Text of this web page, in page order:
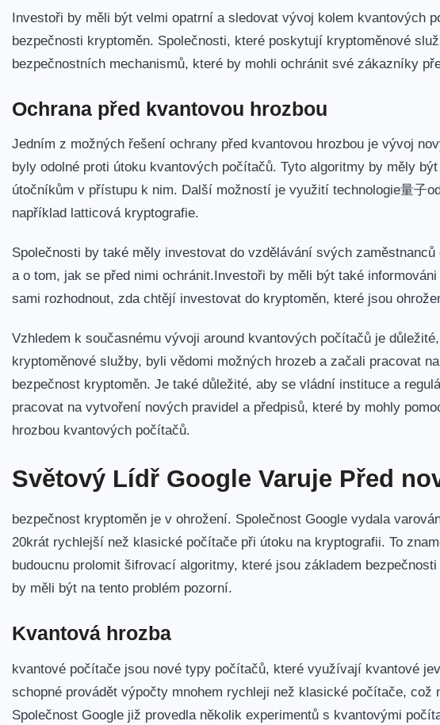
Investoři by měli být velmi opatrní a sledovat vývoj kolem kvantových
bezpečnosti kryptoměn. Společnosti, které poskytují kryptoměnové
bezpečnostních mechanismů, které⁣ by mohli ochránit své zákazníky
Ochrana⁤ před kvantovou hrozbou
Jedním​ z možných řešení ochrany před ‌kvantovou ⁣hrozbou je vývoj
byly odolné proti​ útoku kvantových počítačů. Tyto algoritmy by měly
útočníkům v přístupu k ‌nim. Další možností je využití⁢ technologie量子
například latticová kryptografie.
Společnosti by také měly investovat do​ vzdělávání svých⁣
a o tom, jak se před‌ nimi ochránit.Investoři by měli ‌být také
sami⁢ rozhodnout, ⁤zda chtějí investovat do kryptoměn, které jsou
Vzhledem⁣ k současnému vývoji around ⁢kvantových počítačů je
kryptoměnové služby, byli vědomi možných⁣ hrozeb a začali pracovat
bezpečnost kryptoměn. Je také důležité, aby se vládní instituce a
pracovat na ​vytvoření nových pravidel a předpisů, které⁢ by mohly
hrozbou ​kvantových počítačů.
Světový Lídř‍ Google Varuje Před
bezpečnost kryptoměn ⁤je v‍ ohrožení. Společnost Google vydala
20krát rychlejší⁤ než klasické počítače při útoku na kryptografii. To
budoucnu prolomit šifrovací algoritmy, které jsou ​základem
by měli být na tento problém pozorní.
Kvantová hrozba
kvantové počítače jsou nové typy počítačů, které využívají kvantové
schopné provádět výpočty‌ mnohem‍ rychleji než klasické počítače, což
Společnost Google již provedla několik ⁢experimentů s kvantovými